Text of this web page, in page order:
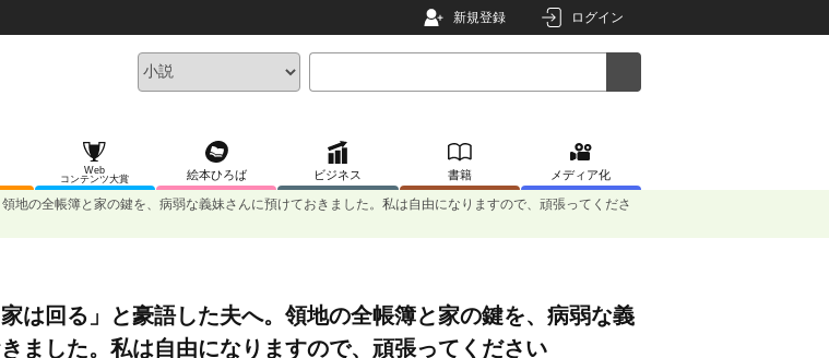
新規登録 ログイン
Web
コンテンツ大賞
絵本ひろば ビジネス 書籍 メディア化
地の全帳簿と家の鍵を、病弱な義妹さんに預けておきました。私は自由になりますので、頑張ってくださ
家は回る」と豪語した夫へ。領地の全帳簿と家の鍵を、病弱な義
ました。私は自由になりますので、頑張ってください